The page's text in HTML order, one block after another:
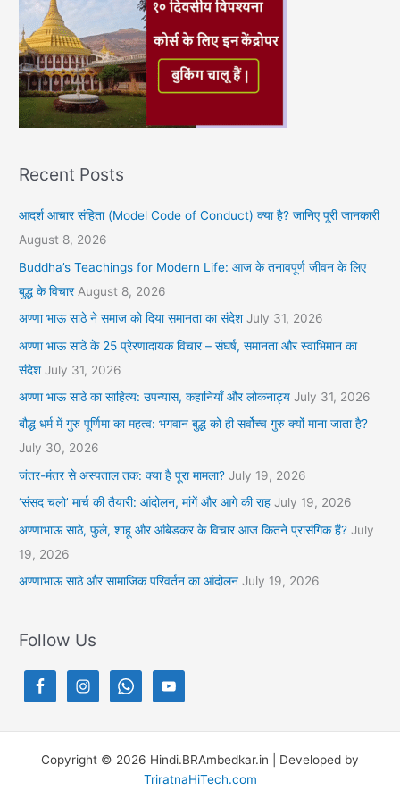
Recent Posts
आदर्श आचार संहिता (Model Code of Conduct) क्या है? जानिए पूरी जानकारी
August 8, 2026
Buddha’s Teachings for Modern Life: आज के तनावपूर्ण जीवन के लिए
बुद्ध के विचार August 8, 2026
अण्णा भाऊ साठे ने समाज को दिया समानता का संदेश July 31, 2026
अण्णा भाऊ साठे के 25 प्रेरणादायक विचार – संघर्ष, समानता और स्वाभिमान का
संदेश July 31, 2026
अण्णा भाऊ साठे का साहित्य: उपन्यास, कहानियाँ और लोकनाट्य July 31, 2026
बौद्ध धर्म में गुरु पूर्णिमा का महत्व: भगवान बुद्ध को ही सर्वोच्च गुरु क्यों माना जाता है?
July 30, 2026
जंतर-मंतर से अस्पताल तक: क्या है पूरा मामला? July 19, 2026
‘संसद चलो’ मार्च की तैयारी: आंदोलन, मांगें और आगे की राह July 19, 2026
अण्णाभाऊ साठे, फुले, शाहू और आंबेडकर के विचार आज कितने प्रासंगिक हैं? July
19, 2026
अण्णाभाऊ साठे और सामाजिक परिवर्तन का आंदोलन July 19, 2026
Follow Us
Copyright © 2026 Hindi.BRAmbedkar.in | Developed by
TriratnaHiTech.com